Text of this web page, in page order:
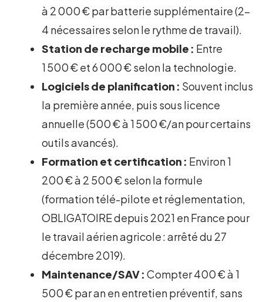
à 2 000 € par batterie supplémentaire (2-
4 nécessaires selon le rythme de travail).
Station de recharge mobile : Entre
1 500 € et 6 000 € selon la technologie.
Logiciels de planification : Souvent inclus
la première année, puis sous licence
annuelle (500 € à 1 500 €/an pour certains
outils avancés).
Formation et certification : Environ 1
200 € à 2 500 € selon la formule
(formation télé-pilote et réglementation,
OBLIGATOIRE depuis 2021 en France pour
le travail aérien agricole : arrêté du 27
décembre 2019).
Maintenance/SAV : Compter 400 € à 1
500 € par an en entretien préventif, sans